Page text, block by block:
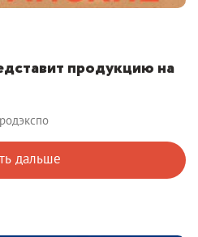
продукцию на
дальше